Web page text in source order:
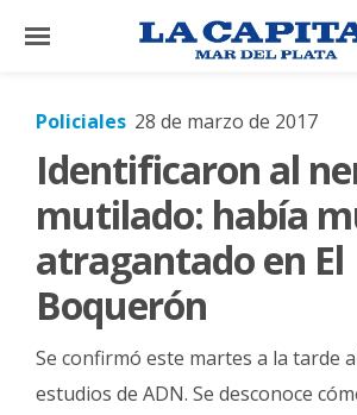
×
El
Mundo
La
Cultura
Policiales 28 de marzo de 2017
Identificaron al
mutilado: había
atragantado en El
Boquerón
Se confirmó este martes a la tarde
estudios de ADN. Se desconoce